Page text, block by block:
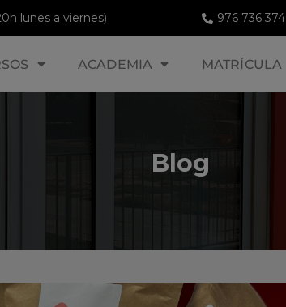
lunes a viernes) 976 736 374
ACADEMIA MATRÍCULA
Blog